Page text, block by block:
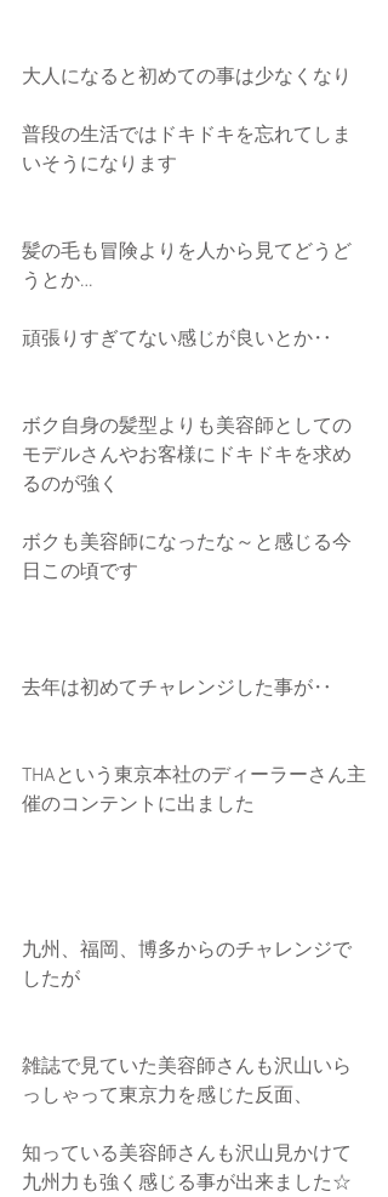
大人になると初めての事は少なくなり
普段の生活ではドキドキを忘れてしま
いそうになります
髪の毛も冒険よりを人から見てどうど
うとか…
頑張りすぎてない感じが良いとか‥
ボク自身の髪型よりも美容師としての
モデルさんやお客様にドキドキを求め
るのが強く
ボクも美容師になったな～と感じる今
日この頃です
去年は初めてチャレンジした事が‥
THAという東京本社のディーラーさん主
催のコンテントに出ました
九州、福岡、博多からのチャレンジで
したが
雑誌で見ていた美容師さんも沢山いら
っしゃって東京力を感じた反面、
知っている美容師さんも沢山見かけて
九州力も強く感じる事が出来ました☆